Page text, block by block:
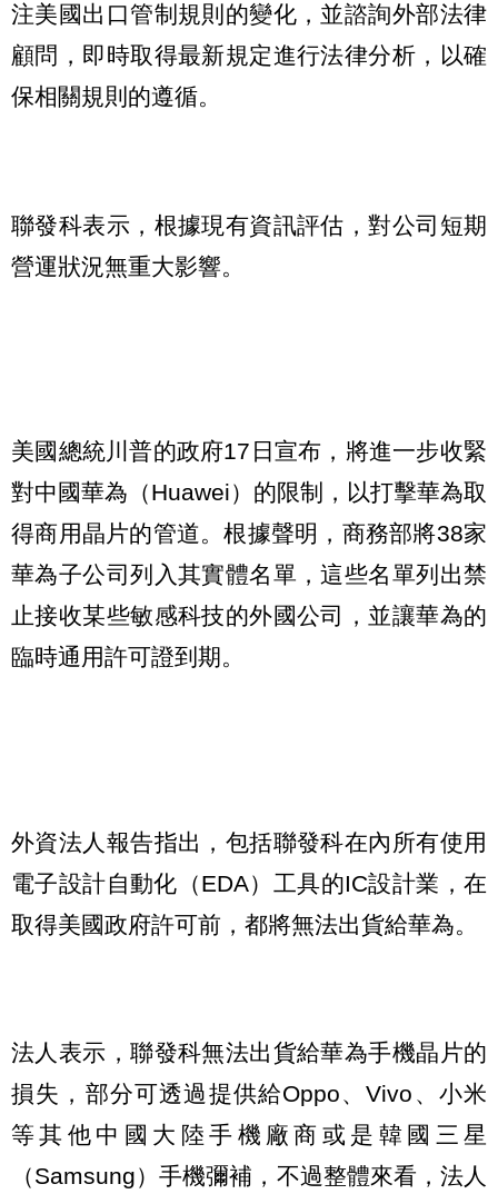
注美國出口管制規則的變化，並諮詢外部法律
顧問，即時取得最新規定進行法律分析，以確
保相關規則的遵循。
聯發科表示，根據現有資訊評估，對公司短期
營運狀況無重大影響。
美國總統川普的政府17日宣布，將進一步收緊
對中國華為（Huawei）的限制，以打擊華為取
得商用晶片的管道。根據聲明，商務部將38家
華為子公司列入其實體名單，這些名單列出禁
止接收某些敏感科技的外國公司，並讓華為的
臨時通用許可證到期。
外資法人報告指出，包括聯發科在內所有使用
電子設計自動化（EDA）工具的IC設計業，在
取得美國政府許可前，都將無法出貨給華為。
法人表示，聯發科無法出貨給華為手機晶片的
損失，部分可透過提供給Oppo、Vivo、小米
等其他中國大陸手機廠商或是韓國三星
（Samsung）手機彌補，不過整體來看，法人